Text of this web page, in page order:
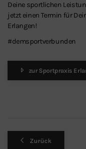
Deine sportlichen
jetzt einen Termin für
Erlangen!
#demsportverbunden
zur Sportpraxis
Zurück